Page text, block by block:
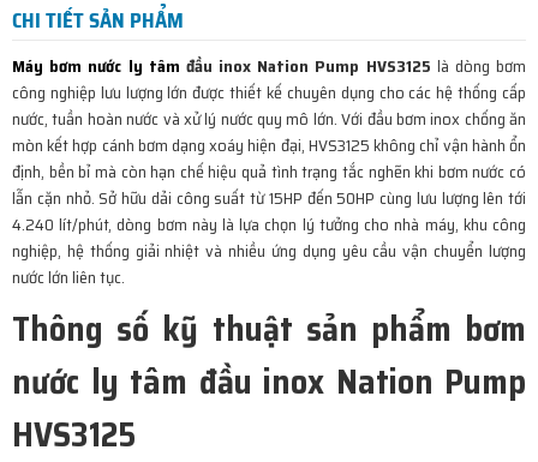
CHI TIẾT SẢN PHẨM
Máy bơm nước ly tâm đầu inox Nation Pump HVS3125 là dòng bơm
công nghiệp lưu lượng lớn được thiết kế chuyên dụng cho các hệ thống cấp
nước, tuần hoàn nước và xử lý nước quy mô lớn. Với đầu bơm inox chống ăn
mòn kết hợp cánh bơm dạng xoáy hiện đại, HVS3125 không chỉ vận hành ổn
định, bền bỉ mà còn hạn chế hiệu quả tình trạng tắc nghẽn khi bơm nước có
lẫn cặn nhỏ. Sở hữu dải công suất từ 15HP đến 50HP cùng lưu lượng lên tới
4.240 lít/phút, dòng bơm này là lựa chọn lý tưởng cho nhà máy, khu công
nghiệp, hệ thống giải nhiệt và nhiều ứng dụng yêu cầu vận chuyển lượng
nước lớn liên tục.
Thông số kỹ thuật sản phẩm bơm
nước ly tâm đầu inox Nation Pump
HVS3125